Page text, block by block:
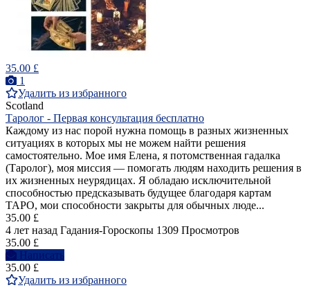
35.00 £
1
Удалить из избранного
Scotland
Таролог - Первая консультация бесплатно
Каждому из нас порой нужна помощь в разных жизненных
ситуациях в которых мы не можем найти решения
самостоятельно. Мое имя Елена, я потомственная гадалка
(Таролог), моя миссия — помогать людям находить решения в
их жизненных неурядицах. Я обладаю исключительной
способностью предсказывать будущее благодаря картам
ТАРО, мои способности закрыты для обычных люде...
35.00 £
4 лет назад Гадания-Гороскопы 1309 Просмотров
35.00 £
Написать
35.00 £
Удалить из избранного